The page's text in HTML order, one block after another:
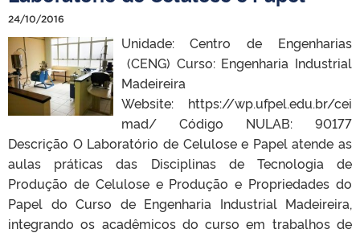
24/10/2016
Unidade: Centro de Engenharias
(CENG) Curso: Engenharia Industrial
Madeireira
Website: https://wp.ufpel.edu.br/cei
mad/ Código NULAB: 90177
Descrição O Laboratório de Celulose e Papel atende as
aulas práticas das Disciplinas de Tecnologia de
Produção de Celulose e Produção e Propriedades do
Papel do Curso de Engenharia Industrial Madeireira,
integrando os acadêmicos do curso em trabalhos de